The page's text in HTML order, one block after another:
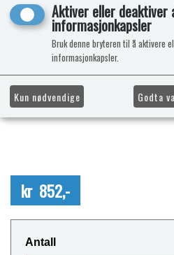
kr 852,-
Antall
Aktiver eller deaktiver
informasjonkapsler
Bruk denne bryteren til å aktivere
informasjonkapsler.
Kun nødvendige Godta